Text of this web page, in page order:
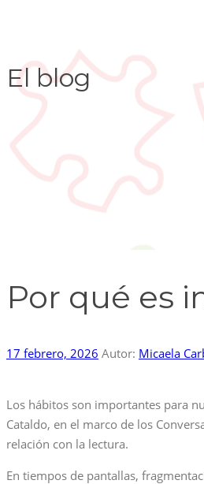
El blog
Por qué es
17 febrero, 2026 Autor: Micaela
Los hábitos son importantes para
Cataldo, en el marco de los
relación con la lectura.
En tiempos de pantallas,